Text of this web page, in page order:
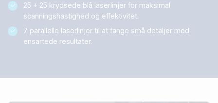
25 + 25 krydsede blå laserlinjer for maksimal
scanningshastighed og effektivitet.
7 parallelle laserlinjer til at fange små detaljer med
ensartede resultater.